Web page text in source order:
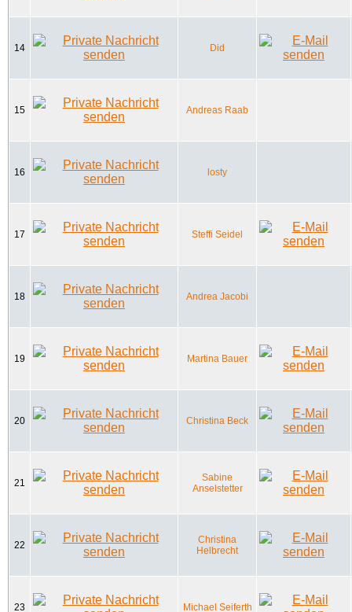
14 Did
15 Andreas Raab
16 losty
17 Steffi Seidel
18 Andrea Jacobi
19 Martina Bauer
20 Christina Beck
21
Sabine
Anselstetter
22
Christina
Helbrecht
23 Michael Seiferth